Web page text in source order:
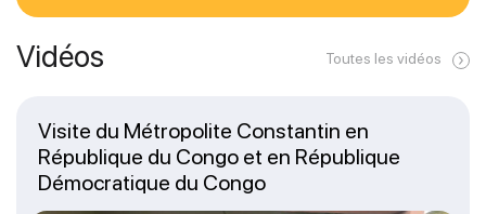
Vidéos Toutes les vidéos
Visite du Métropolite Constantin en
République du Congo et en République
Démocratique du Congo